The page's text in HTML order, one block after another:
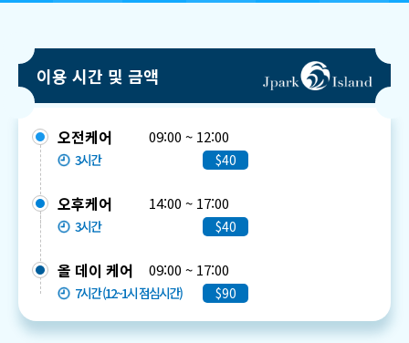
이용 시간 및 금액
오전케어 09:00 ~ 12:00
3시간 $40
오후케어 14:00 ~ 17:00
3시간 $40
올 데이 케어 09:00 ~ 17:00
7시간 (12~1시 점심시간) $90